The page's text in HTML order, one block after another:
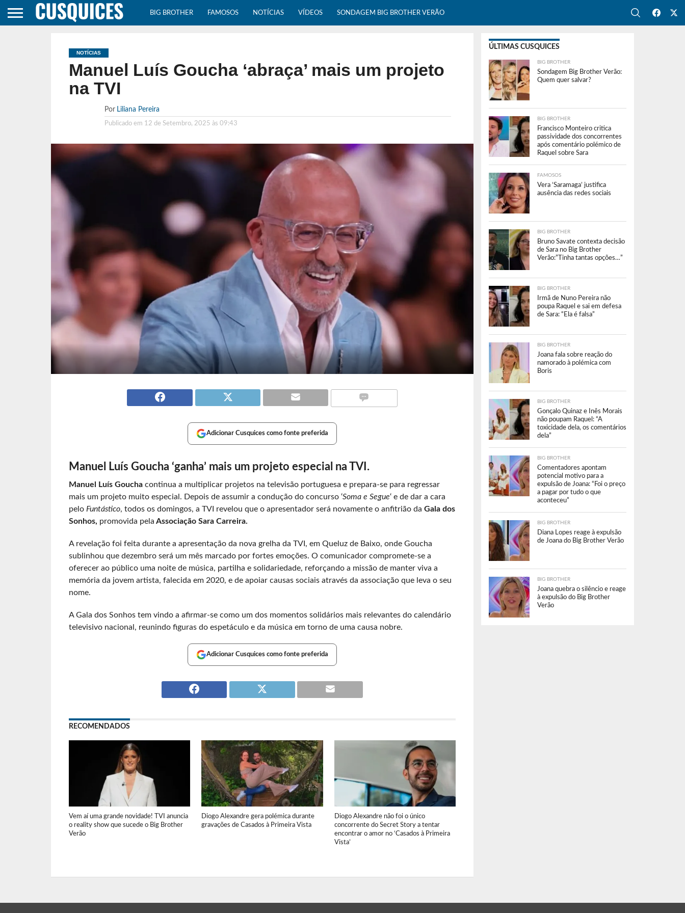
BIG BROTHER FAMOSOS NOTÍCIAS VÍDEOS SONDAGEM BIG BROTHER VERÃO
NOTÍCIAS
Manuel Luís Goucha ‘abraça’ mais um projeto
na TVI
Por Liliana Pereira
Publicado em 12 de Setembro, 2025 às 09:43
Adicionar Cusquices como fonte preferida
Manuel Luís Goucha ‘ganha’ mais um projeto especial na TVI.
Manuel Luís Gouchacontinua a multiplicar projetos na televisão portuguesa e prepara-se para regressar
mais um projeto muito especial. Depois de assumir a condução do concurso ‘Soma e Segue‘ e de dar a cara
pelo Funtástico, todos os domingos, a TVI revelou que o apresentador será novamente o anfitrião da Gala dos
Sonhos, promovida pela Associação Sara Carreira.
A revelação foi feita durante a apresentação da nova grelha da TVI, em Queluz de Baixo, onde Goucha
sublinhou que dezembro será um mês marcado por fortes emoções. O comunicador compromete-se a
oferecer ao público uma noite de música, partilha e solidariedade, reforçando a missão de manter viva a
memória da jovem artista, falecida em 2020, e de apoiar causas sociais através da associação que leva o seu
nome.
A Gala dos Sonhos tem vindo a afirmar-se como um dos momentos solidários mais relevantes do calendário
televisivo nacional, reunindo figuras do espetáculo e da música em torno de uma causa nobre.
Adicionar Cusquices como fonte preferida
RECOMENDADOS
Vem aí uma grande novidade! TVI anuncia
o reality show que sucede o Big Brother
Verão
Diogo Alexandre gera polémica durante
gravações de Casados à Primeira Vista
Diogo Alexandre não foi o único
concorrente do Secret Story a tentar
encontrar o amor no ‘Casados à Primeira
Vista’
ÚLTIMAS CUSQUICES
BIG BROTHER
Sondagem Big Brother Verão:
Quem quer salvar?
BIG BROTHER
Francisco Monteiro critica
passividade dos concorrentes
após comentário polémico de
Raquel sobre Sara
FAMOSOS
Vera ‘Saramaga’ justifica
ausência das redes sociais
BIG BROTHER
Bruno Savate contexta decisão
de Sara no Big Brother
Verão:”Tinha tantas opções…”
BIG BROTHER
Irmã de Nuno Pereira não
poupa Raquel e sai em defesa
de Sara: “Ela é falsa”
BIG BROTHER
Joana fala sobre reação do
namorado à polémica com
Boris
BIG BROTHER
Gonçalo Quinaz e Inês Morais
não poupam Raquel: “A
toxicidade dela, os comentários
dela”
BIG BROTHER
Comentadores apontam
potencial motivo para a
expulsão de Joana: “Foi o preço
a pagar por tudo o que
aconteceu”
BIG BROTHER
Diana Lopes reage à expulsão
de Joana do Big Brother Verão
BIG BROTHER
Joana quebra o silêncio e reage
à expulsão do Big Brother
Verão